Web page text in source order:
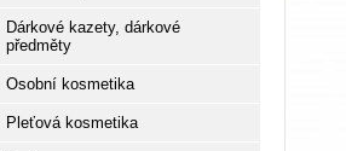
Dárkové kazety, dárkové
předměty
Osobní kosmetika
Pleťová kosmetika